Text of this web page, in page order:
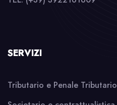
SERVIZI
Tributario e Penale Tributario